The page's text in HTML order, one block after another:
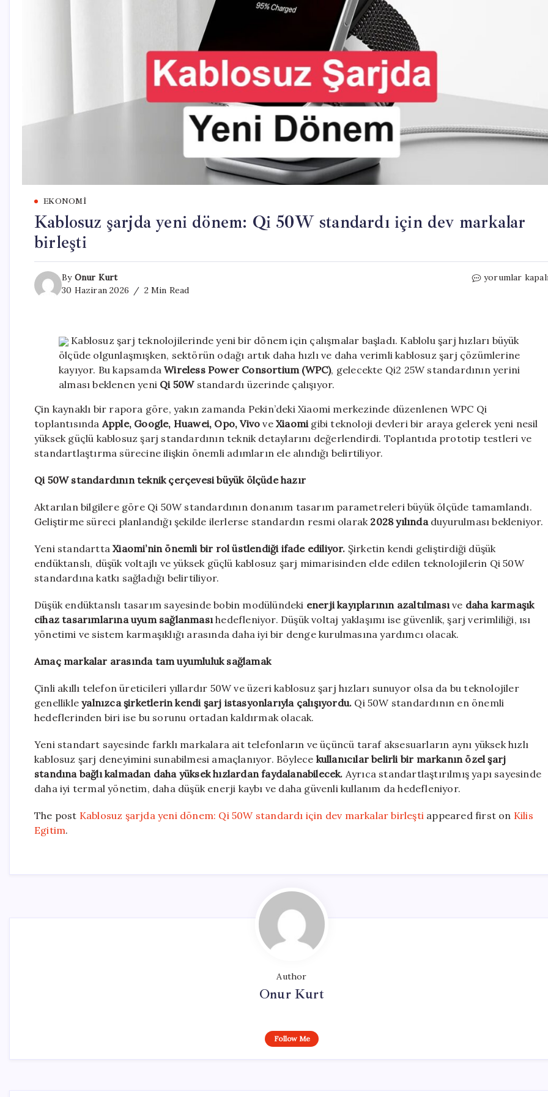
EKONOMI
Kablosuz şarjda yeni dönem: Qi 50W standardı için dev markalar
birleşti
By Onur Kurt
30 Haziran 2026
2 Min Read
Kablosuz
50W
standardı
için
dev
birleşti
için
yorumlar
Kablosuz şarj teknolojilerinde yeni bir dönem için çalışmalar başladı. Kablolu şarj hızları büyük
ölçüde olgunlaşmışken, sektörün odağı artık daha hızlı ve daha verimli kablosuz şarj çözümlerine
kayıyor. Bu kapsamdaWireless Power Consortium (WPC), gelecekte Qi2 25W standardının yerini
alması beklenen yeni Qi 50Wstandardı üzerinde çalışıyor.
Çin kaynaklı bir rapora göre, yakın zamanda Pekin’deki Xiaomi merkezinde düzenlenen WPC Qi
toplantısında Apple, Google, Huawei, Opo, VivoveXiaomigibi teknoloji devleri bir araya gelerek yeni nesil
yüksek güçlü kablosuz şarj standardının teknik detaylarını değerlendirdi. Toplantıda prototip testleri ve
standartlaştırma sürecine ilişkin önemli adımların ele alındığı belirtiliyor.
Qi 50W standardının teknik çerçevesi büyük ölçüde hazır
Aktarılan bilgilere göre Qi 50W standardının donanım tasarım parametreleri büyük ölçüde tamamlandı.
Geliştirme süreci planlandığı şekilde ilerlerse standardın resmi olarak 2028 yılındaduyurulması bekleniyor.
Yeni standarttaXiaomi’nin önemli bir rol üstlendiği ifade ediliyor. Şirketin kendi geliştirdiği düşük
endüktanslı, düşük voltajlı ve yüksek güçlü kablosuz şarj mimarisinden elde edilen teknolojilerin Qi 50W
standardına katkı sağladığı belirtiliyor.
Düşük endüktanslı tasarım sayesinde bobin modülündeki enerji kayıplarının azaltılmasıve daha karmaşık
cihaz tasarımlarına uyum sağlanmasıhedefleniyor. Düşük voltaj yaklaşımı ise güvenlik, şarj verimliliği, ısı
yönetimi ve sistem karmaşıklığı arasında daha iyi bir denge kurulmasına yardımcı olacak.
Amaç markalar arasında tam uyumluluk sağlamak
Çinli akıllı telefon üreticileri yıllardır 50W ve üzeri kablosuz şarj hızları sunuyor olsa da bu teknolojiler
genellikleyalnızca şirketlerin kendi şarj istasyonlarıyla çalışıyordu. Qi 50W standardının en önemli
hedeflerinden biri ise bu sorunu ortadan kaldırmak olacak.
Yeni standart sayesinde farklı markalara ait telefonların ve üçüncü taraf aksesuarların aynı yüksek hızlı
kablosuz şarj deneyimini sunabilmesi amaçlanıyor. Böylece kullanıcılar belirli bir markanın özel şarj
standına bağlı kalmadan daha yüksek hızlardan faydalanabilecek. Ayrıca standartlaştırılmış yapı sayesinde
daha iyi termal yönetim, daha düşük enerji kaybı ve daha güvenli kullanım da hedefleniyor.
The post Kablosuz şarjda yeni dönem: Qi 50W standardı için dev markalar birleşti appeared first on Kilis
Egitim.
Author
Onur Kurt
Follow Me